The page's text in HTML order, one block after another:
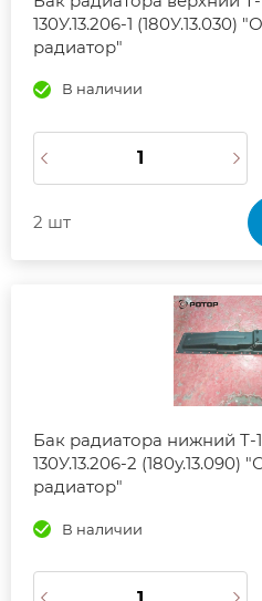
130У.13.206-1 (180У.13.030)
радиатор"
В наличии
2 шт
Бак радиатора нижний Т-
130У.13.206-2 (180у.13.090)
радиатор"
В наличии